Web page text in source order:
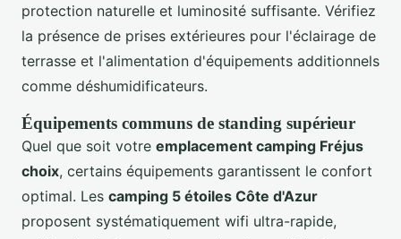
protection naturelle et luminosité suffisante. Vérifiez
la présence de prises extérieures pour l'éclairage de
terrasse et l'alimentation d'équipements additionnels
comme déshumidificateurs.
Équipements communs de standing supérieur
Quel que soit votre emplacement camping Fréjus
choix, certains équipements garantissent le confort
optimal. Les camping 5 étoiles Côte d'Azur
proposent systématiquement wifi ultra-rapide,